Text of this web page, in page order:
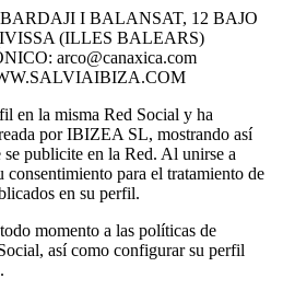
I BALANSAT, 12 BAJO
(ILLES BALEARS)
arco@canaxica.com
en la misma Red Social y ha
por IBIZEA SL, mostrando así
publicite en la Red. Al unirse a
consentimiento para el tratamiento de
en su perfil.
momento a las políticas de
así como configurar su perfil